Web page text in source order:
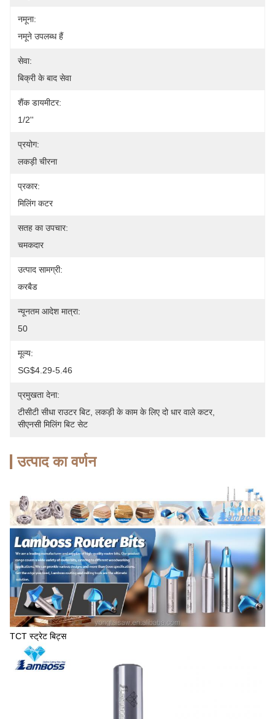
नमूना:
नमूने उपलब्ध हैं
सेवा:
बिक्री के बाद सेवा
शैंक डायमीटर:
1/2''
प्रयोग:
लकड़ी चीरना
प्रकार:
मिलिंग कटर
सतह का उपचार:
चमकदार
उत्पाद सामग्री:
करबैड
न्यूनतम आदेश मात्रा:
50
मूल्य:
SG$4.29-5.46
प्रमुखता देना:
टीसीटी सीधा राउटर बिट लकड़ी के काम के लिए दो धार वाले कटर,
सीएनसी मिलिंग बिट सेट
उत्पाद का वर्णन
TCT स्ट्रेट बिट्स